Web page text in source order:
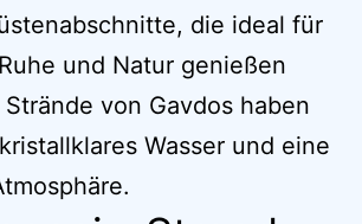
die ideal für
und Natur genießen
von Gavdos haben
Wasser und eine